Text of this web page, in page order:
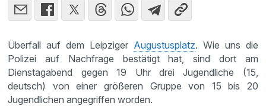
Überfall auf dem Leipziger Augustusplatz. Wie uns die
Polizei auf Nachfrage bestätigt hat, sind dort am
Dienstagabend gegen 19 Uhr drei Jugendliche (15,
deutsch) von einer größeren Gruppe von 15 bis 20
Jugendlichen angegriffen worden.